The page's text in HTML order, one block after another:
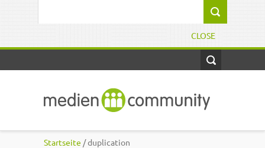
CLOSE
Startseite / duplication